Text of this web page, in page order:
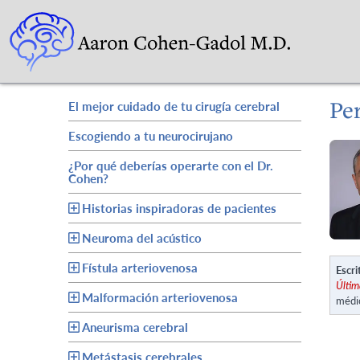
El mejor cuidado de tu cirugía cerebral
Escogiendo a tu neurocirujano
¿Por qué deberías operarte con el Dr.
Cohen?
Historias inspiradoras de pacientes
Neuroma del acústico
Fístula arteriovenosa
Malformación arteriovenosa
Aneurisma cerebral
Metástasis cerebrales